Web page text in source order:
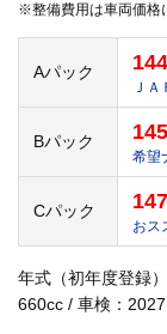
※整備費用は車両価格
Aパック
Ｊ
Bパック 145
希望
Cパック 147
おス
年式（初年度登録
660cc / 車検：